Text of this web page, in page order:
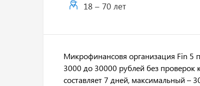
18 – 70 лет
Микрофинансовя организация Fin 5
3000 до 30000 рублей без проверок
составляет 7 дней, максимальный –